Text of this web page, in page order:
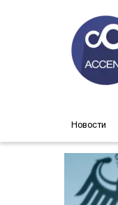
Новости